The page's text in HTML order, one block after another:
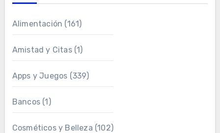
Alimentación (161)
Amistad y Citas(1)
Apps y Juegos (339)
Bancos(1)
Cosméticos y Belleza (102)